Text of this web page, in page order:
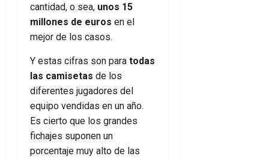
cantidad, o sea, unos 15
millones de euros en el
mejor de los casos.
Y estas cifras son para todas
las camisetas de los
diferentes jugadores del
equipo vendidas en un año.
Es cierto que los grandes
fichajes suponen un
porcentaje muy alto de las